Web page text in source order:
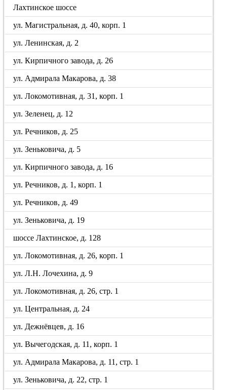
Лахтинское шоссе
ул. Магистральная, д. 40, корп. 1
ул. Ленинская, д. 2
ул. Кирпичного завода, д. 26
ул. Адмирала Макарова, д. 38
ул. Локомотивная, д. 31, корп. 1
ул. Зеленец, д. 12
ул. Речников, д. 25
ул. Зеньковича, д. 5
ул. Кирпичного завода, д. 16
ул. Речников, д. 1, корп. 1
ул. Речников, д. 49
ул. Зеньковича, д. 19
шоссе Лахтинское, д. 128
ул. Локомотивная, д. 26, корп. 1
ул. Л.Н. Лочехина, д. 9
ул. Локомотивная, д. 26, стр. 1
ул. Центральная, д. 24
ул. Дежнёвцев, д. 16
ул. Вычегодская, д. 11, корп. 1
ул. Адмирала Макарова, д. 11, стр. 1
ул. Зеньковича, д. 22, стр. 1